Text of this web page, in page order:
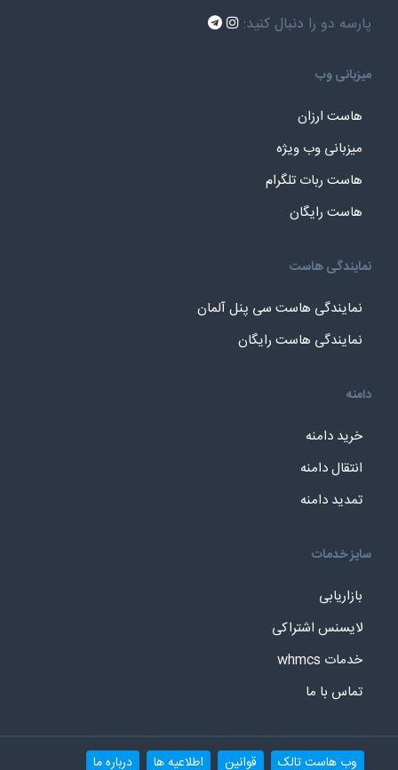
پارسه دو را دنبال کنید:
میزبانی وب
هاست ارزان
میزبانی وب ویژه
هاست ربات تلگرام
هاست رایگان
نمایندگی هاست
نمایندگی هاست سی پنل آلمان
نمایندگی هاست رایگان
دامنه
خرید دامنه
انتقال دامنه
تمدید دامنه
سایز خدمات
بازاریابی
لایسنس اشتراکی
خدمات whmcs
تماس با ما
وب هاست تالک قوانین اطلاعیه ها درباره ما